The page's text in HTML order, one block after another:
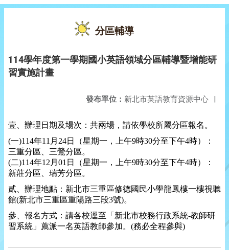
分區輔導
114學年度第一學期國小英語領域分區輔導暨增能研
習實施計畫
發布單位： 新北市英語教育資源中心 |
壹、辦理日期及場次：共兩場，請依學校所屬分區報名。
(一)114年11月24日（星期一，上午9時30分至下午4時）：
三重分區、三鶯分區。
(二)114年12月01日（星期一，上午9時30分至下午4時）：
新莊分區、瑞芳分區。
貳、辦理地點：新北市三重區修德國民小學龍鳳樓一樓視聽
館(新北市三重區重陽路三段3號)。
參、報名方式：請各校逕至「新北市校務行政系統-教師研
習系統」薦派一名英語教師參加。 (務必全程參與)